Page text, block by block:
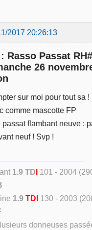
2017 20:26:13
Rasso Passat
26
sur moi pour tout sa !
comme mascotte FP
passat flambant neuve :
neuf ! Svp !
1.9 TD 101 - 2004
1.9 TDI 130 - 2003
donneuses